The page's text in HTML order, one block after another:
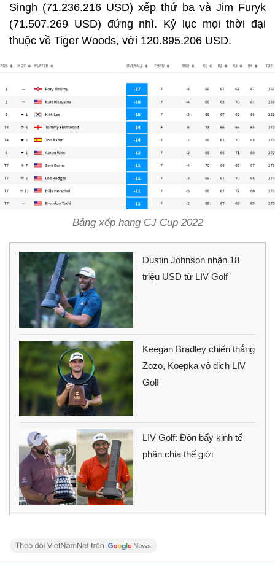
Singh (71.236.216 USD) xếp thứ ba và Jim Furyk
(71.507.269 USD) đứng nhì. Kỷ lục mọi thời đại
thuộc về Tiger Woods, với 120.895.206 USD.
Bảng xếp hạng CJ Cup 2022
Dustin Johnson nhận 18
triệu USD từ LIV Golf
Keegan Bradley chiến thắng
Zozo, Koepka vô địch LIV
Golf
LIV Golf: Đòn bẩy kinh tế
phân chia thế giới